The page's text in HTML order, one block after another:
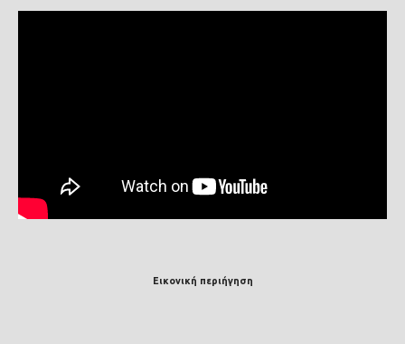
Εικονική περιήγηση